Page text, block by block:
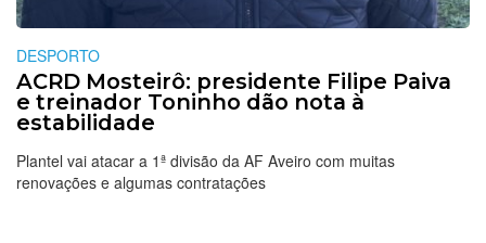
DESPORTO
ACRD Mosteirô: presidente Filipe Paiva
e treinador Toninho dão nota à
estabilidade
Plantel vai atacar a 1ª divisão da AF Aveiro com muitas
renovações e algumas contratações